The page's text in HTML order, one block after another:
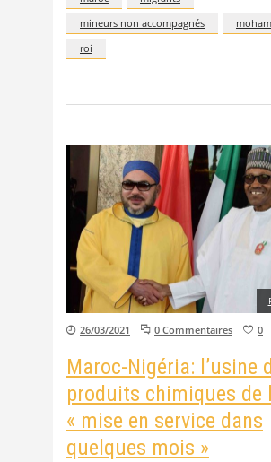
mineurs non accompagnés
roi
26/03/2021 0 Commentaires 0
Maroc-Nigéria: l’usine
produits chimiques de
« mise en service dans
quelques mois »